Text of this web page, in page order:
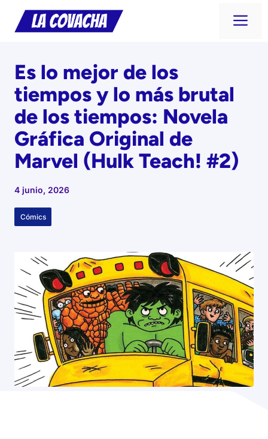
Saltar
Es lo mejor de los
tiempos y lo más brutal
de los tiempos: Novela
Gráfica Original de
Marvel (Hulk Teach! #2)
4 junio, 2026
Cómics